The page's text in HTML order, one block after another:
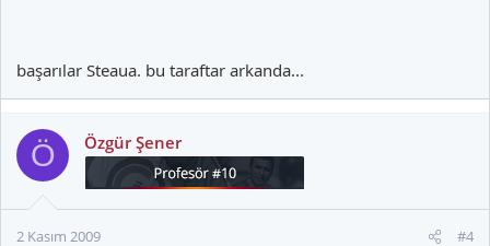
başarılar Steaua. bu taraftar arkanda...
Ö Özgür Şener
2 Kasım 2009 #4